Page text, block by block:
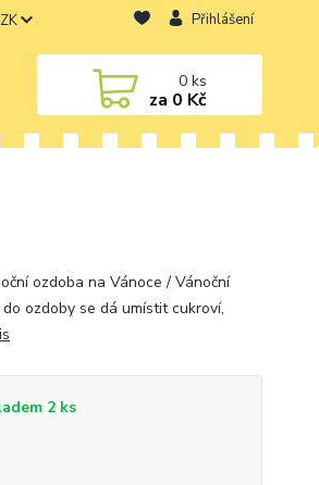
Přihlášení
0ks
za 0 Kč
ozdoba na Vánoce / Vánoční
ozdoby se dá umístit cukroví,
2 ks